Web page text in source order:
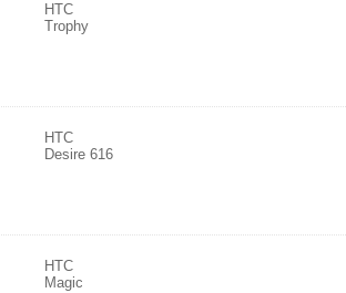
HTC
Trophy
HTC
Desire 616
HTC
Magic